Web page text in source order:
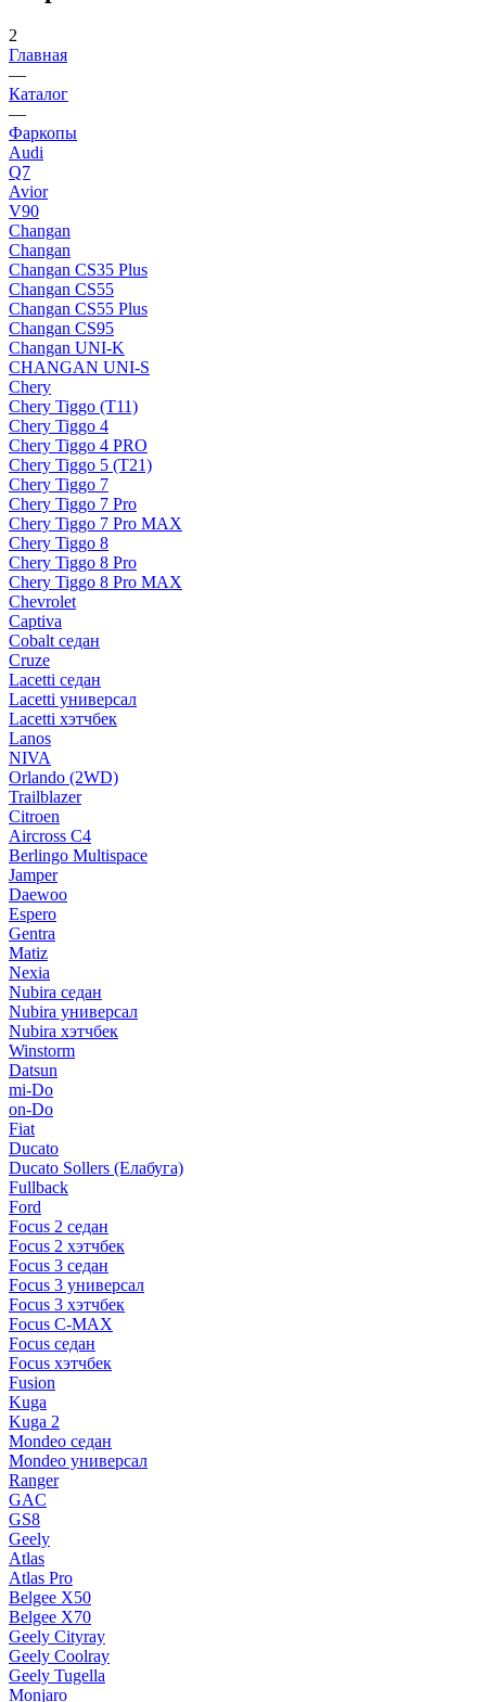
2
Главная
—
Каталог
—
Фаркопы
Audi
Q7
Avior
V90
Changan
Changan
Changan CS35 Plus
Changan CS55
Changan CS55 Plus
Changan CS95
Changan UNI-K
CHANGAN UNI-S
Chery
Chery Tiggo (Т11)
Chery Tiggo 4
Chery Tiggo 4 PRO
Chery Tiggo 5 (Т21)
Chery Tiggo 7
Chery Tiggo 7 Pro
Chery Tiggo 7 Pro MAX
Chery Tiggo 8
Chery Tiggo 8 Pro
Chery Tiggo 8 Pro MAX
Chevrolet
Captiva
Cobalt седан
Cruze
Lacetti седан
Lacetti универсал
Lacetti хэтчбек
Lanos
NIVA
Orlando (2WD)
Trailblazer
Citroen
Aircross C4
Berlingo Multispace
Jamper
Daewoo
Espero
Gentra
Matiz
Nexia
Nubira седан
Nubira универсал
Nubira хэтчбек
Winstorm
Datsun
mi-Do
on-Do
Fiat
Ducato
Ducato Sollers (Елабуга)
Fullback
Ford
Focus 2 седан
Focus 2 хэтчбек
Focus 3 седан
Focus 3 универсал
Focus 3 хэтчбек
Focus C-MAX
Focus седан
Focus хэтчбек
Fusion
Kuga
Kuga 2
Mondeo седан
Mondeo универсал
Ranger
GAC
GS8
Geely
Atlas
Atlas Pro
Belgee X50
Belgee X70
Geely Cityray
Geely Coolray
Geely Tugella
Monjaro